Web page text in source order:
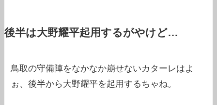
後半は大野耀平起用するがやけど…
鳥取の守備陣をなかなか崩せないカターレはよ
ぉ、後半から大野耀平を起用するちゃね。